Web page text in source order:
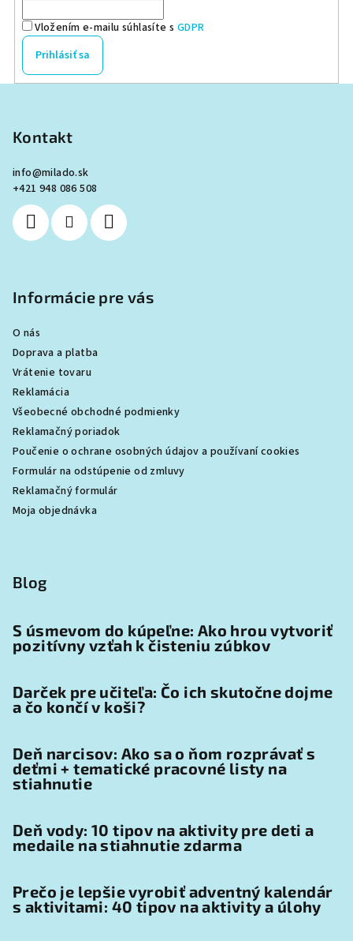
Vložením e-mailu súhlasíte s GDPR
Prihlásiť sa
Kontakt
info@milado.sk
+421 948 086 508
Informácie pre vás
O nás
Doprava a platba
Vrátenie tovaru
Reklamácia
Všeobecné obchodné podmienky
Reklamačný poriadok
Poučenie o ochrane osobných údajov a používaní cookies
Formulár na odstúpenie od zmluvy
Reklamačný formulár
Moja objednávka
Blog
S úsmevom do kúpeľne: Ako hrou vytvoriť
pozitívny vzťah k čisteniu zúbkov
Darček pre učiteľa: Čo ich skutočne dojme
a čo končí v koši?
Deň narcisov: Ako sa o ňom rozprávať s
deťmi + tematické pracovné listy na
stiahnutie
Deň vody: 10 tipov na aktivity pre deti a
medaile na stiahnutie zdarma
Prečo je lepšie vyrobiť adventný kalendár
s aktivitami: 40 tipov na aktivity a úlohy